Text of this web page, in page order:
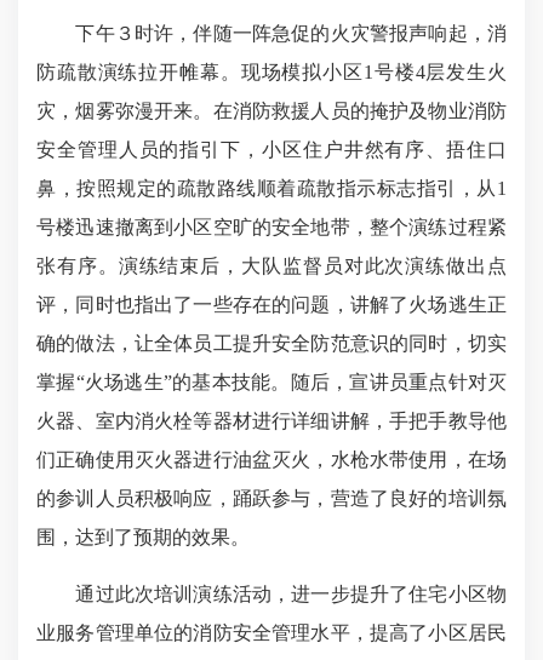
下午３时许，伴随一阵急促的火灾警报声响起，消
防疏散演练拉开帷幕。现场模拟小区1号楼4层发生火
灾，烟雾弥漫开来。在消防救援人员的掩护及物业消防
安全管理人员的指引下，小区住户井然有序、捂住口
鼻，按照规定的疏散路线顺着疏散指示标志指引，从1
号楼迅速撤离到小区空旷的安全地带，整个演练过程紧
张有序。演练结束后，大队监督员对此次演练做出点
评，同时也指出了一些存在的问题，讲解了火场逃生正
确的做法，让全体员工提升安全防范意识的同时，切实
掌握“火场逃生”的基本技能。随后，宣讲员重点针对灭
火器、室内消火栓等器材进行详细讲解，手把手教导他
们正确使用灭火器进行油盆灭火，水枪水带使用，在场
的参训人员积极响应，踊跃参与，营造了良好的培训氛
围，达到了预期的效果。
通过此次培训演练活动，进一步提升了住宅小区物
业服务管理单位的消防安全管理水平，提高了小区居民